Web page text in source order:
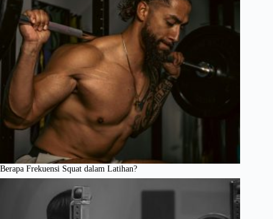
Berapa Frekuensi Squat dalam Latihan?